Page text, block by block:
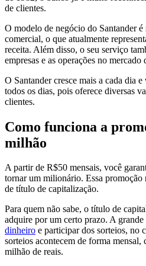
de clientes.
O modelo de negócio do Santander
comercial, o que atualmente
receita. Além disso, o seu serviço
empresas e as operações no mercado
O Santander cresce mais a cada dia
todos os dias, pois oferece diversas
clientes.
Como funciona a
milhão
A partir de R$50 mensais, você
tornar um milionário. Essa promoção
de título de capitalização.
Para quem não sabe, o título de
adquire por um certo prazo. A
dinheiro e participar dos sorteios, no
sorteios acontecem de forma mensal,
milhão de reais.